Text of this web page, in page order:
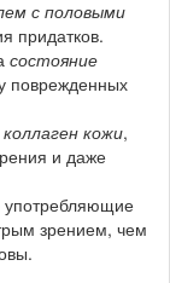
с половыми
придатков.
состояние
поврежденных
кожи,
и даже
употребляющие
зрением, чем